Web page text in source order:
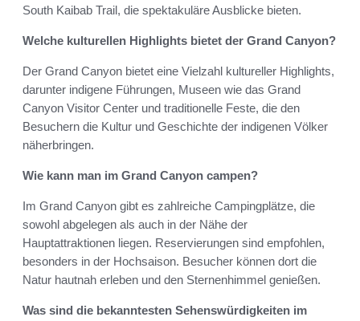
South Kaibab Trail, die spektakuläre Ausblicke bieten.
Welche kulturellen Highlights bietet der Grand Canyon?
Der Grand Canyon bietet eine Vielzahl kultureller Highlights,
darunter indigene Führungen, Museen wie das Grand
Canyon Visitor Center und traditionelle Feste, die den
Besuchern die Kultur und Geschichte der indigenen Völker
näherbringen.
Wie kann man im Grand Canyon campen?
Im Grand Canyon gibt es zahlreiche Campingplätze, die
sowohl abgelegen als auch in der Nähe der
Hauptattraktionen liegen. Reservierungen sind empfohlen,
besonders in der Hochsaison. Besucher können dort die
Natur hautnah erleben und den Sternenhimmel genießen.
Was sind die bekanntesten Sehenswürdigkeiten im